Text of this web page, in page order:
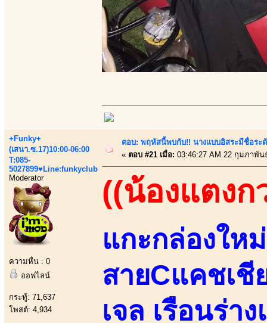
+Funky+
(เสนา.ซ.17)10:00-06:00
T:085-
5027899♥Line:funkyclub
Moderator
ความหื่น : 0
ออฟไลน์
กระทู้: 71,637
โพสต์: 4,934
ตอบ: พฤหัสนี้พบกับ!! นางแบบอิสระมีชื่อระ
« ตอบ #21 เมื่อ: 03:46:27 AM 22 กุมภาพัน
((น้องแตงก
แกะกล่องให
สายCแคชเ
เจล เรือนร่า